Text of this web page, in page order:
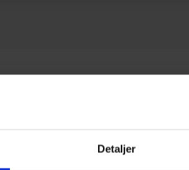
Detaljer
EN362